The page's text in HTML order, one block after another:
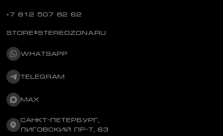
+7 812 507 82 62
STORE@STEREOZONA.RU
WHATSAPP
TELEGRAM
MAX
САНКТ-ПЕТЕРБУРГ,
ЛИГОВСКИЙ ПР-Т, 63